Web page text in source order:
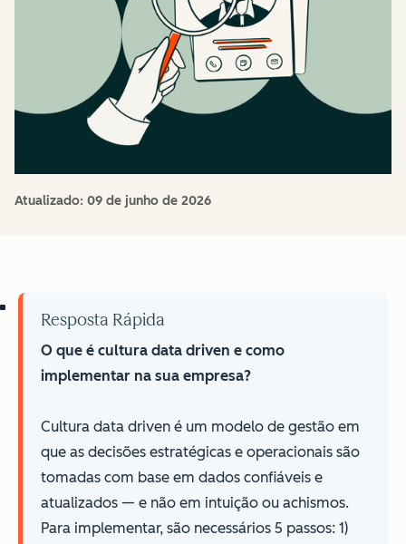
Atualizado: 09 de junho de 2026
Resposta Rápida
O que é cultura data driven e como
implementar na sua empresa?
Cultura data driven é um modelo de gestão em
que as decisões estratégicas e operacionais são
tomadas com base em dados confiáveis e
atualizados — e não em intuição ou achismos.
Para implementar, são necessários 5 passos: 1)